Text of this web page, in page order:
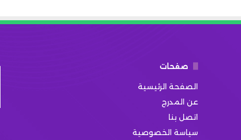
صفحات
الصفحة الرئيسية
عن المدرج
اتصل بنا
سياسة الخصوصية